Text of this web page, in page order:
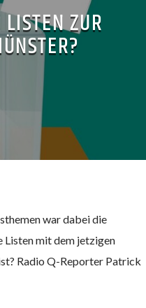
ZUR
war dabei die
Listen mit dem jetzigen
Radio Q-Reporter Patrick